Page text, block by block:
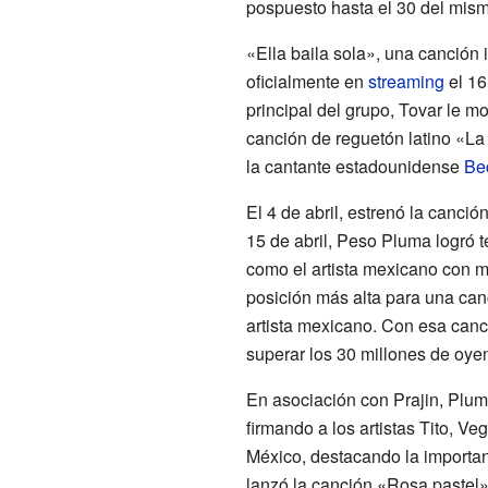
pospuesto hasta el 30 del
«Ella baila sola», una canción
oficialmente en streaming el
principal del grupo, Tovar le
canción de reguetón latino
la cantante estadounidense
El 4 de abril, estrenó la
15 de abril, Peso Pluma logró
como el artista mexicano con
posición más alta para una
artista mexicano. Con esa
superar los 30 millones de
En asociación con Prajin,
firmando a los artistas Tito,
México, destacando la